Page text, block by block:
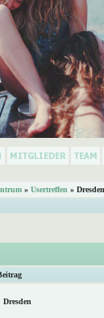
» Usertreffen » Dresden
Dresden